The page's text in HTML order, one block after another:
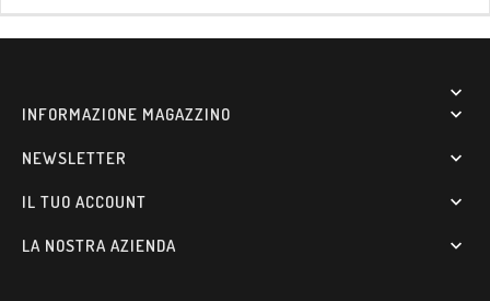

INFORMAZIONE MAGAZZINO 
NEWSLETTER 
IL TUO ACCOUNT 
LA NOSTRA AZIENDA 